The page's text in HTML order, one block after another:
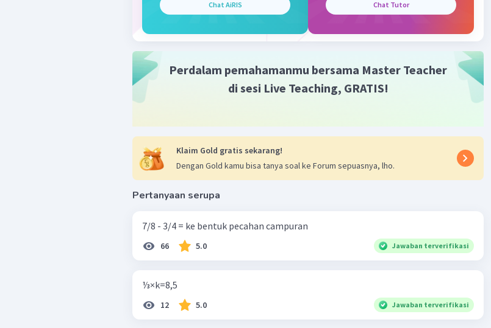
Iklan
Chat AiRIS Chat Tutor
Perdalam pemahamanmu bersama Master Teacher
di sesi Live Teaching, GRATIS!
Klaim Gold gratis sekarang!
Dengan Gold kamu bisa tanya soal ke Forum sepuasnya, lho.
Pertanyaan serupa
7/8 - 3/4 = ke bentuk pecahan campuran
66 5.0 Jawaban terverifikasi
⅓×k=8,5
12 5.0 Jawaban terverifikasi